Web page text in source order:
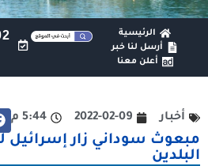
الرئيسية
أرسل لنا خبر
أعلن معنا
أخبار 2022-02-09 5:44 م
مبعوث سوداني زار إسرائيل
البلدين